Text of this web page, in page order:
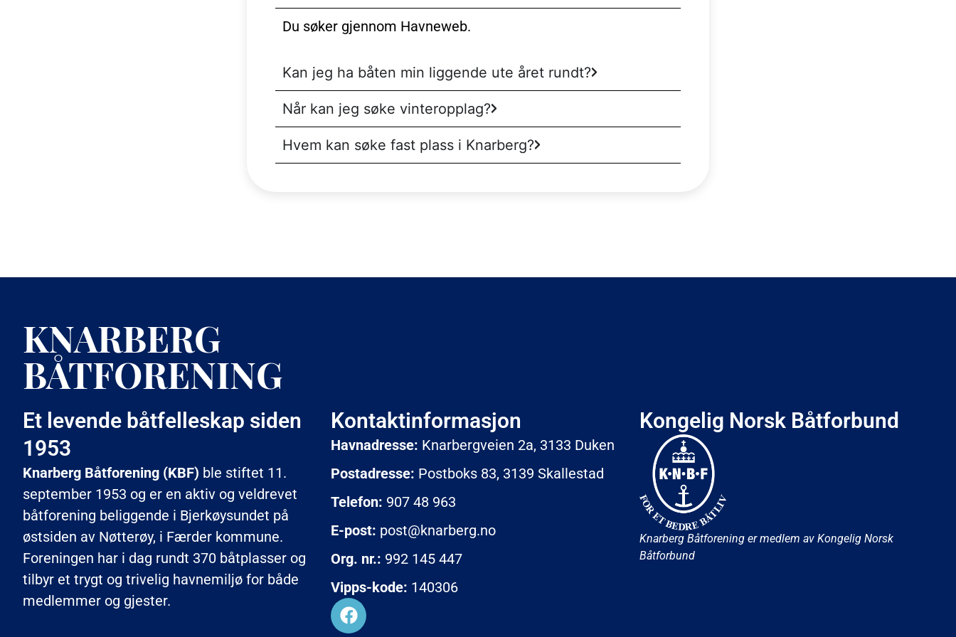
Du søker gjennom Havneweb.
Kan jeg ha båten min liggende ute året rundt?
Når kan jeg søke vinteropplag?
Hvem kan søke fast plass i Knarberg?
KNARBERG
BÅTFORENING
Et levende båtfelleskap siden
1953
Knarberg Båtforening (KBF) ble stiftet 11.
september 1953 og er en aktiv og veldrevet
båtforening beliggende i Bjerkøysundet på
østsiden av Nøtterøy, i Færder kommune.
Foreningen har i dag rundt 370 båtplasser og
tilbyr et trygt og trivelig havnemiljø for både
medlemmer og gjester.
Kontaktinformasjon
Havnadresse: Knarbergveien 2a, 3133 Duken
Postadresse: Postboks 83, 3139 Skallestad
Telefon: 907 48 963
E-post: post@knarberg.no
Org. nr.: 992 145 447
Vipps-kode: 140306
Kongelig Norsk Båtforbund
Knarberg Båtforening er medlem av Kongelig Norsk
Båtforbund